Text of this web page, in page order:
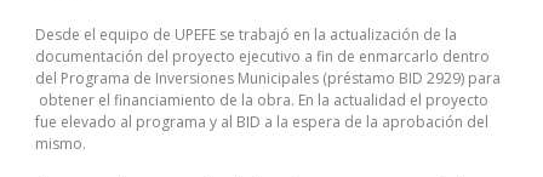
Desde el equipo de UPEFE se trabajó en la actualización de la
documentación del proyecto ejecutivo a fin de enmarcarlo dentro
del Programa de Inversiones Municipales (préstamo BID 2929) para
obtener el financiamiento de la obra. En la actualidad el proyecto
fue elevado al programa y al BID a la espera de la aprobación del
mismo.